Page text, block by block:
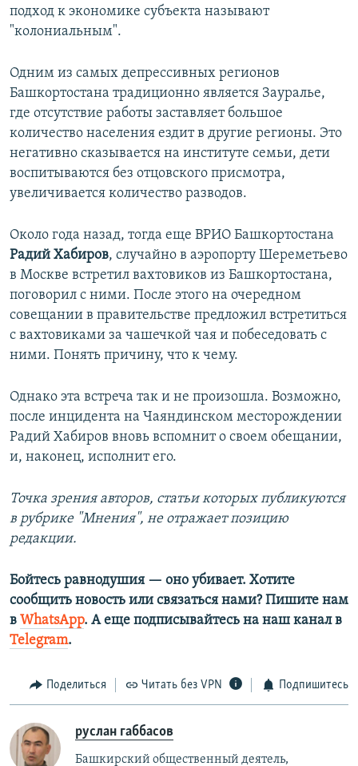
подход к экономике субъекта называют
"колониальным".
Одним из самых депрессивных регионов
Башкортостана традиционно является Зауралье,
где отсутствие работы заставляет большое
количество населения ездит в другие регионы. Это
негативно сказывается на институте семьи, дети
воспитываются без отцовского присмотра,
увеличивается количество разводов.
Около года назад, тогда еще ВРИО Башкортостана
Радий Хабиров, случайно в аэропорту Шереметьево
в Москве встретил вахтовиков из Башкортостана,
поговорил с ними. После этого на очередном
совещании в правительстве предложил встретиться
с вахтовиками за чашечкой чая и побеседовать с
ними. Понять причину, что к чему.
Однако эта встреча так и не произошла. Возможно,
после инцидента на Чаяндинском месторождении
Радий Хабиров вновь вспомнит о своем обещании,
и, наконец, исполнит его.
Точка зрения авторов, статьи которых публикуются
в рубрике "Мнения", не отражает позицию
редакции.
Бойтесь равнодушия — оно убивает. Хотите
сообщить новость или связаться нами? Пишите нам
в WhatsApp. А еще подписывайтесь на наш канал в
Telegram.
Поделиться Читать без VPN Подпишитесь
руслан габбасов
Башкирский общественный деятель,